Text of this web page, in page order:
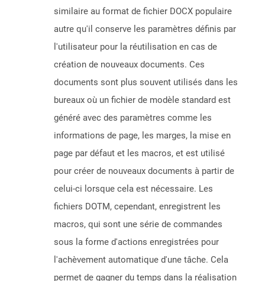
similaire au format de fichier DOCX populaire
autre qu'il conserve les paramètres définis par
l'utilisateur pour la réutilisation en cas de
création de nouveaux documents. Ces
documents sont plus souvent utilisés dans les
bureaux où un fichier de modèle standard est
généré avec des paramètres comme les
informations de page, les marges, la mise en
page par défaut et les macros, et est utilisé
pour créer de nouveaux documents à partir de
celui-ci lorsque cela est nécessaire. Les
fichiers DOTM, cependant, enregistrent les
macros, qui sont une série de commandes
sous la forme d'actions enregistrées pour
l'achèvement automatique d'une tâche. Cela
permet de gagner du temps dans la réalisation